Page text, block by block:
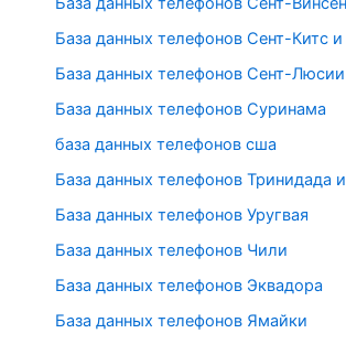
База данных телефонов Сент-Китс
База данных телефонов Сент-Люсии
База данных телефонов Суринама
база данных телефонов сша
База данных телефонов Тринидада
База данных телефонов Уругвая
База данных телефонов Чили
База данных телефонов Эквадора
База данных телефонов Ямайки